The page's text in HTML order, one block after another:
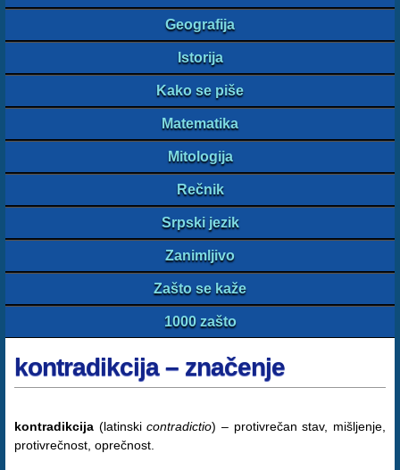
Geografija
Istorija
Kako se piše
Matematika
Mitologija
Rečnik
Srpski jezik
Zanimljivo
Zašto se kaže
1000 zašto
kontradikcija – značenje
kontradikcija (latinskicontradictio) – protivrečan stav, mišljenje,
protivrečnost, oprečnost.